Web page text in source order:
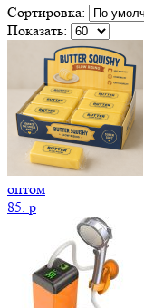
Сортировка:
Показать:
оптом
85. p